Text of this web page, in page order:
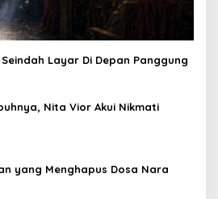
Layar Di Depan Panggung
Nita Vior Akui Nikmati
yang Menghapus Dosa Nara